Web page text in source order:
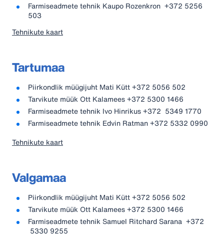
Farmiseadmete tehnik Kaupo Rozenkron +372 5256
503
Tehnikute kaart
Tartumaa
Piirkondlik müügijuht Mati Kütt +372 5056 502
Tarvikute müük Ott Kalamees +372 5300 1466
Farmiseadmete tehnik Ivo Hinrikus +372 5349 1770
Farmiseadmete tehnik Edvin Ratman +372 5332 0990
Tehnikute kaart
Valgamaa
Piirkondlik müügijuht Mati Kütt +372 5056 502
Tarvikute müük Ott Kalamees +372 5300 1466
Farmiseadmete tehnik Samuel Ritchard Sarana +372
5330 9255